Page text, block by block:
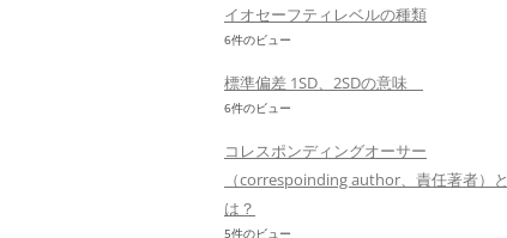
イオセーフティレベルの種類
6件のビュー
標準偏差 1SD、2SDの意味
6件のビュー
コレスポンディングオーサー
（correspoinding author、責任著者）と
は？
5件のビュー